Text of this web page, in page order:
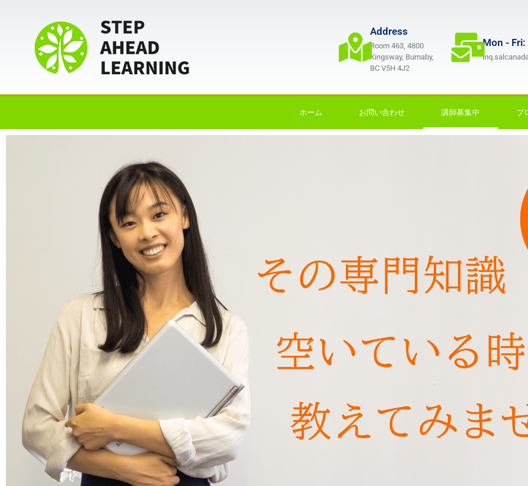
Address
Room 463, 4800
Kingsway, Burnaby,
BC V5H 4J2
Mon -
ホーム お問い合わせ 講師募集中 ブ